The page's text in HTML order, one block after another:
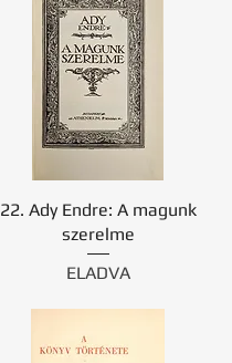
22. Ady Endre: A magunk
szerelme
ELADVA